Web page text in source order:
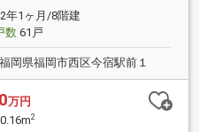
年1ヶ月/8階建
数61戸
福岡県福岡市西区今宿駅前１
万円
2